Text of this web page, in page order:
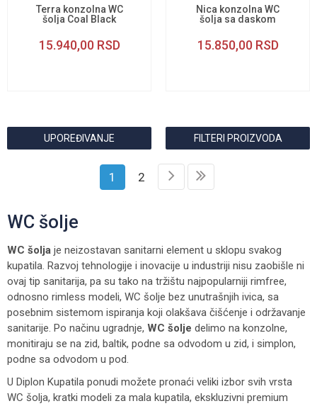
Terra konzolna WC
šolja Coal Black
15.940,00 RSD
Nica konzolna WC
šolja sa daskom
15.850,00 RSD
UPOREĐIVANJE FILTERI PROIZVODA
1 2
WC šolje
WC šolja je neizostavan sanitarni element u sklopu svakog
kupatila. Razvoj tehnologije i inovacije u industriji nisu zaobišle ni
ovaj tip sanitarija, pa su tako na tržištu najpopularniji rimfree,
odnosno rimless modeli, WC šolje bez unutrašnjih ivica, sa
posebnim sistemom ispiranja koji olakšava čišćenje i održavanje
sanitarije. Po načinu ugradnje, WC šolje delimo na konzolne,
monitiraju se na zid, baltik, podne sa odvodom u zid, i simplon,
podne sa odvodom u pod.
U Diplon Kupatila ponudi možete pronaći veliki izbor svih vrsta
WC šolja, kratki modeli za mala kupatila, ekskluzivni premium